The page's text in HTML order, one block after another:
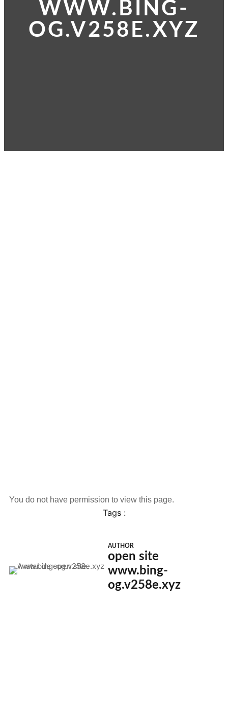
WWW.BING-
OG.V258E.XYZ
You do not have permission to view this page.
Tags :
AUTHOR
open site
www.bing-
og.v258e.xyz